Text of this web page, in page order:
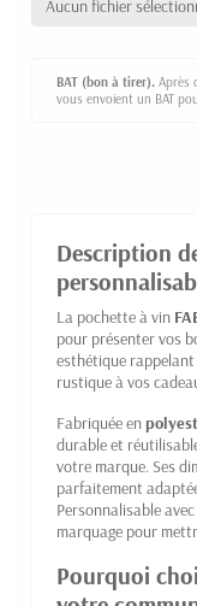
Aucun fichier
BAT (bon à tirer). Après
vous envoient un BAT
Description
La pochette à vin
pour présenter vos
esthétique
rustique à vos
Fabriquée en
durable et
votre marque. Ses
parfaitement
Personnalisable
marquage pour
Pourquoi